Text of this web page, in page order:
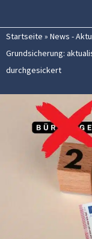
Startseite » News -
Grundsicherung:
durchgesickert